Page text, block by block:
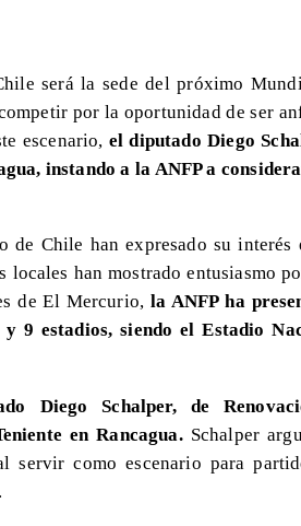
será la sede del próximo
por la oportunidad de ser
escenario, el diputado Diego
instando a la ANFP a
de Chile han expresado su interés
locales han mostrado entusiasmo
de El Mercurio, la ANFP ha
9 estadios, siendo el Estadio
Diego Schalper, de
en Rancagua.Schalper
servir como escenario para